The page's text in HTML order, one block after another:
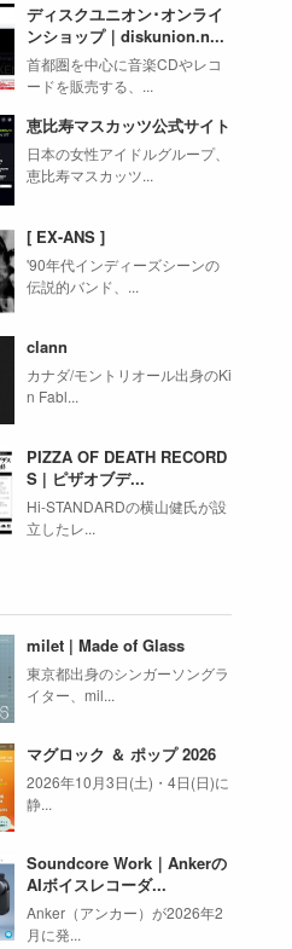
ディスクユニオン･オンライ
ンショップ｜diskunion.n...
首都圏を中心に音楽CDやレコ
ードを販売する、...
恵比寿マスカッツ公式サイト
日本の女性アイドルグループ、
恵比寿マスカッツ...
[ EX-ANS ]
'90年代インディーズシーンの
伝説的バンド、...
clann
カナダ/モントリオール出身のKi
n Fabl...
PIZZA OF DEATH RECORD
S | ピザオブデ...
Hi-STANDARDの横山健氏が設
立したレ...
milet | Made of Glass
東京都出身のシンガーソングラ
イター、mil...
マグロック ＆ ポップ 2026
2026年10月3日(土)・4日(日)に
静...
Soundcore Work｜Ankerの
AIボイスレコーダ...
Anker（アンカー）が2026年2
月に発...